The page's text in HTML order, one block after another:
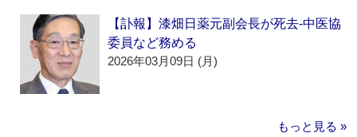
【訃報】漆畑日薬元副会長が死去‐中医協
委員など務める
2026年03月09日 (月)
もっと見る »